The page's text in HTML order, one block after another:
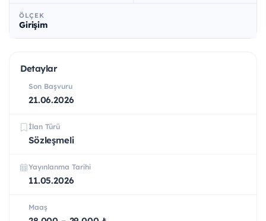
ÖLÇEK
Girişim
Detaylar
Son Başvuru
21.06.2026
İlan Türü
Sözleşmeli
Yayınlanma Tarihi
11.05.2026
Maaş